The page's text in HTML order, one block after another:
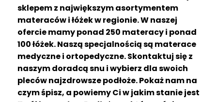
sklepem z największym asortymentem
materaców i łóżek w regionie. W naszej
ofercie mamy ponad 250 materacy i ponad
100 łóżek. Naszą specjalnością są materace
medyczne i ortopedyczne. Skontaktuj się z
naszym doradcą snu i wybierz dla swoich
pleców najzdrowsze podłoże. Pokaż nam na
czym śpisz, a powiemy Ci w jakim stanie jest